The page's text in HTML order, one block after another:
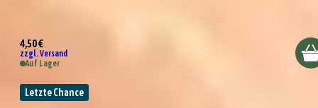
4,50 €
zzgl. Versand
Auf Lager
Letzte Chance